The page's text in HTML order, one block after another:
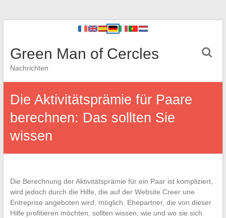
Green Man of Cercles
Nachrichten
Die Aktivitätsprämie für Paare
berechnen: Das sollten Sie
wissen
Die Berechnung der Aktivitätsprämie für ein Paar ist kompliziert,
wird jedoch durch die Hilfe, die auf der Website Creer une
Entreprise angeboten wird, möglich. Ehepartner, die von dieser
Hilfe profitieren möchten, sollten wissen, wie und wo sie sich